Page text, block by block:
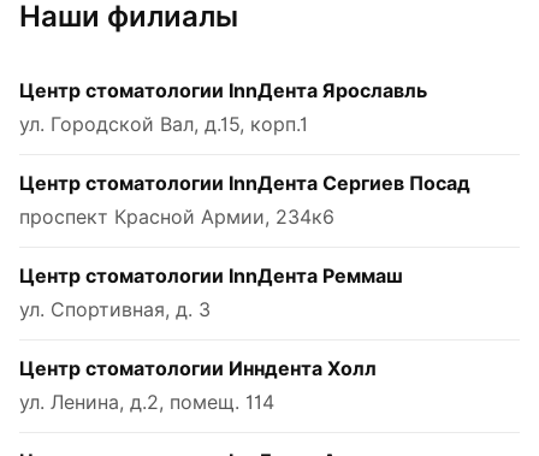
Наши филиалы
Центр стоматологии InnДента Ярославль
ул. Городской Вал, д.15, корп.1
Центр стоматологии InnДента Сергиев Посад
проспект Красной Армии, 234к6
Центр стоматологии InnДента Реммаш
ул. Спортивная, д. 3
Центр стоматологии Инндента Холл
ул. Ленина, д.2, помещ. 114